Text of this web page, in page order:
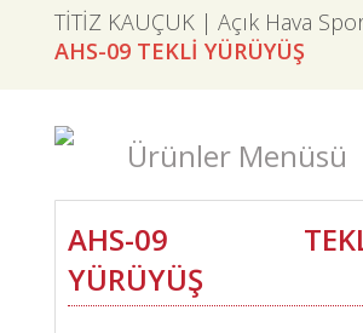
TİTİZ KAUÇUK | Açık Hava
AHS-09 TEKLİ YÜRÜYÜŞ
Ürünler Menüsü
AHS-09
YÜRÜYÜŞ